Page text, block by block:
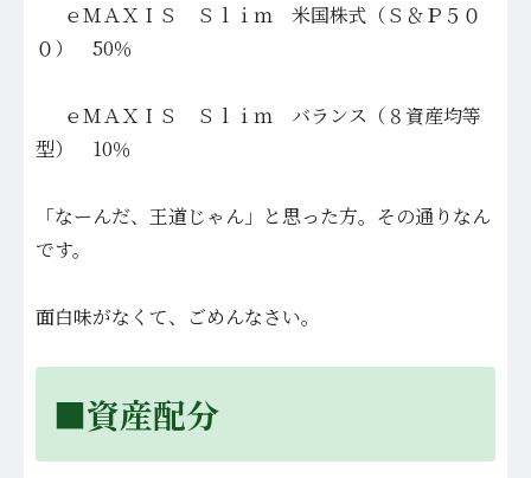
ｅＭＡＸＩＳ Ｓｌｉｍ 米国株式（Ｓ＆Ｐ５０
０） 50％
ｅＭＡＸＩＳ Ｓｌｉｍ バランス（８資産均等
型） 10％
「なーんだ、王道じゃん」と思った方。その通りなん
です。
面白味がなくて、ごめんなさい。
■資産配分